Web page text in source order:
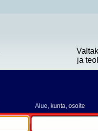
ja
Alue, kunta, osoite